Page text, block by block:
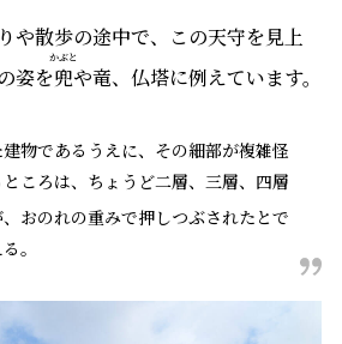
や散歩の途中で、この天守を見上
姿を兜
かぶと
や竜、仏塔に例えています。
物であるうえに、その細部が複雑怪
ころは、ちょうど二層、三層、四層
、おのれの重みで押しつぶされたとで
。